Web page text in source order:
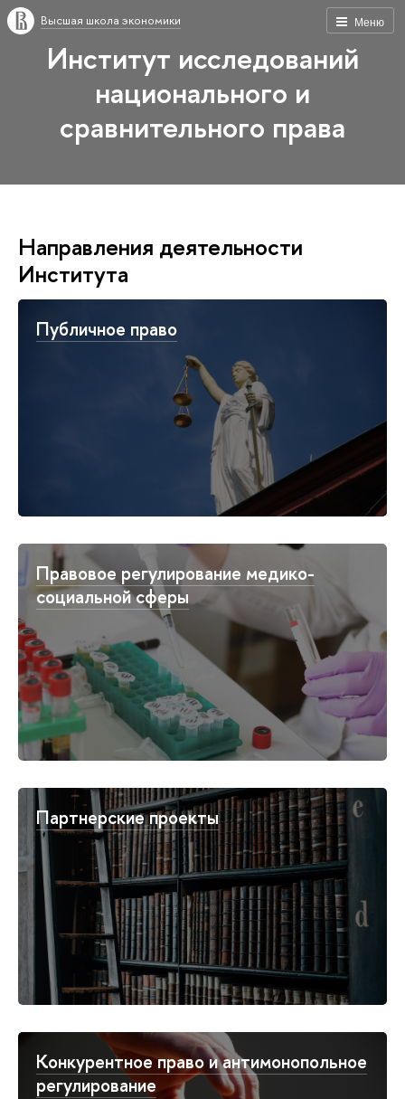
Меню
Высшая школа экономики
Институт исследований
национального и
сравнительного права
Направления деятельности
Института
Публичное право
Правовое регулирование медико-
социальной сферы
Партнерские проекты
Конкурентное право и антимонопольное
регулирование